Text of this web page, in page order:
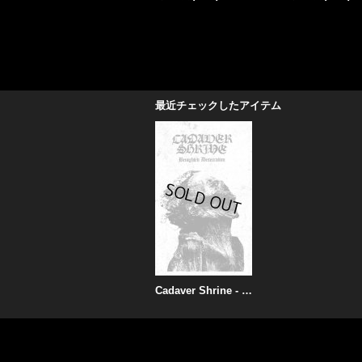
最近チェックしたアイテム
Cadaver Shrine - Benighted Desecration / ProTape